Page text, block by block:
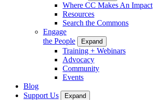
Where CC Makes An Impact
Resources
Search the Commons
Engage
the People
Expand
Training + Webinars
Advocacy
Community
Events
Blog
Support Us
Expand